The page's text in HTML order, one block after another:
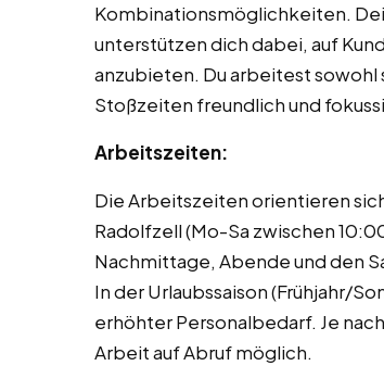
Kombinationsmöglichkeiten.
unterstützen dich dabei, auf
anzubieten. Du arbeitest
Stoßzeiten freundlich und
Arbeitszeiten:
Die Arbeitszeiten orientieren
Radolfzell (Mo-Sa zwischen
Nachmittage, Abende und den
In der Urlaubssaison (Frühjahr/
erhöhter Personalbedarf. Je
Arbeit auf Abruf möglich.